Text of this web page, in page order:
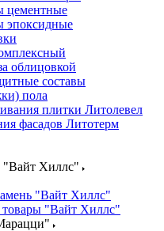
цементные
эпоксидные
облицовкой
составы
пола
плитки Литолевел
фасадов Литотерм
"Вайт Хиллс"
"Вайт Хиллс"
"Вайт Хиллс"